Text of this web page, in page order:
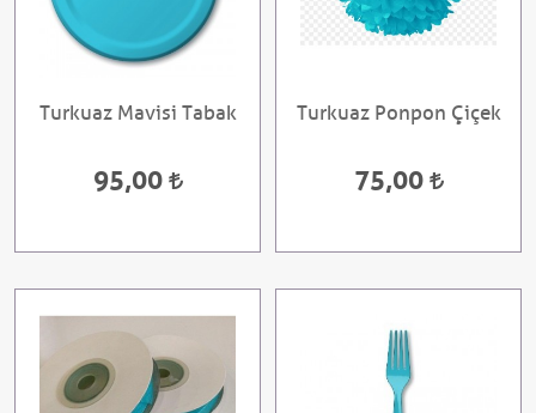
Turkuaz Mavisi Tabak
95,00
Turkuaz Ponpon Çiçek
75,00